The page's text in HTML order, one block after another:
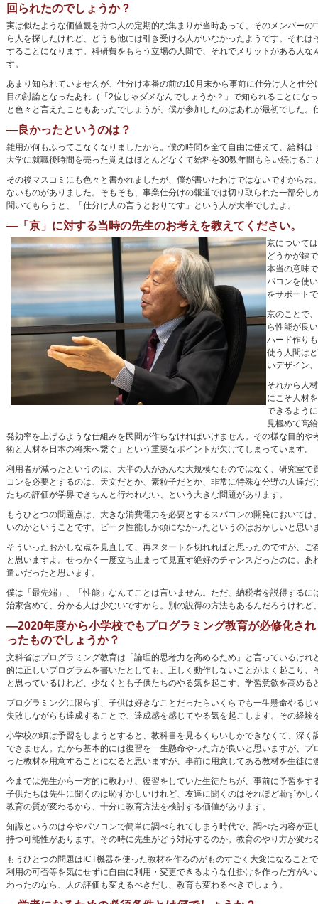
回られたのでしょうか？
実は似たような価値観を持つ人の定期的な集まりが当時あって、そのメンバー
ら人を探したけれど、どうも他には引き受ける人がいなかったようです。それ
することになります。科研費をもらう立場の人間で、それでメリットがある人
す。
あまり知られていませんが、仕分け本番の前の10月末から事前に仕分け人と仕
目の討論となったあれ（「2位じゃダメなんでしょうか？」で知られることに
と色々と言えたこともあったでしょうが、僕が参加したのはあれが最初でした
―良かったというのは？
雑用が何もふってこなくなりましたから。僕の時間を全て自由に使えて、給料
大学に就職後時間を売った覚えはほとんどなくて給料を30数年間もらい続ける
その後マスコミにも色々と書かれましたが、僕が書いたわけではないですから
ないものがありました。そもそも、事業仕分けの報道では切り取られた一部分
聞いてもらうと、「仕分け人の言うとおりです」という人が大半でしたよ。
―「京」に対する当時の先生のお考えを教えてください。
京について
どうかが鍵
本当の意味
パコンを使
をサポート
京のことで
ら性能が良
ハード作り
使う人間は
いデザイン
それから人
にこそ人材
できるよう
見極めて高
発効率を上げるような仕組みを民間が作らなければいけません。その様な目的
術と人材を日本の将来へ繋ぐ」という重要なポイントが欠けてしまっています。
利用者が減ったというのは、大半の人があんな大規模なものではなく、研究室
コンを必要とするのは、天文だとか、素粒子だとか、非常に特殊な分野の人達
たちの評価が学界できちんと行われない、という大きな問題があります。
もうひとつの問題点は、大きな消費電力を必要とするスパコンの開発において
いのかということです。ピーク性能しか頭になかったというのはおかしいと思い
そういったおかしな点を見直して、再スタートを切れればと思ったのですが、
と思いますよ。せっかく一度立ち止まって見直す絶好のチャンスだったのに。
遣いだったと思います。
僕は「最先端」、「性能」なんてことは言いません。ただ、納税者を説得する
治家含めて、分かる人は少ないですから。別の説得の方法もあるんだろうけれ
―2020年度から小学校でもプログラミング教育が必修化さ
ったものでしょうか？
文科省はプログラミング教育は「論理的思考力を高めるため」と言っているけ
的に正しいプログラムを書いたとしても、正しく動作しないことがよく起こり
と思っているけれど、少なくとも子供たちのやる気を起こす、学習意欲を高め
プログラミングに限らず、子供は好きなことだったらいくらでも一生懸命やる
失敗しながらも達成することで、達成感を感じてやる気を起こします。その経
小学校の頃は予習をしようとすると、教科書を見るくらいしかできなくて、深
できません。だから基本的には復習を一生懸命やった方が良いと思いますが、
った教材を用意することになると思いますが、事前に用意してある教材を生徒に
今までは先生から一方的に教わり、復習をしていた生徒たちが、事前に予習を
子供たちは先生に聞くのは恥ずかしいけれど、友達に聞くのはそれほど恥ずか
教育の質が変わるから、十分に教育方法を検討する価値があります。
知識というのは今やパソコンで簡単に調べられてしまう時代で、調べた内容が
持つ可能性があります。その時に先生がどう対応するのか。教育のやり方が変
もうひとつの問題はICT機器を使った教材を作るのがものすごく大変になるこ
利用の可否等を気にせずに自由に利用・変更できるような仕掛けを作った方が
わったのなら、人の評価も変えるべきだし、教育も変わるべきでしょう。